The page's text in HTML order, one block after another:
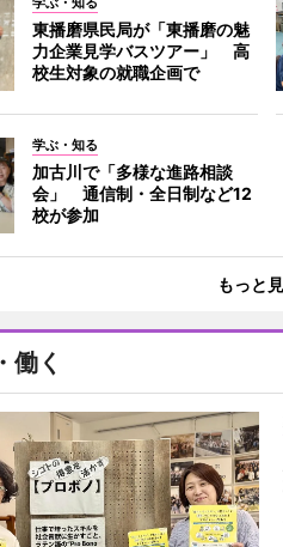
東播磨県民局が「東播磨の魅
力企業見学バスツアー」 高
校生対象の就職企画で
学ぶ・知る
加古川で「多様な進路相談
会」 通信制・全日制など12
校が参加
もっと
働く